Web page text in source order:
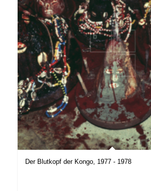
Der Blutkopf der Kongo, 1977 - 1978